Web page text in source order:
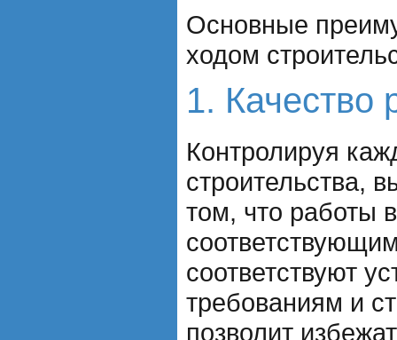
Основные
ходом
1. Качество
Контролируя
строительства,
том, что работы
соответствуют
требованиям и
позволит